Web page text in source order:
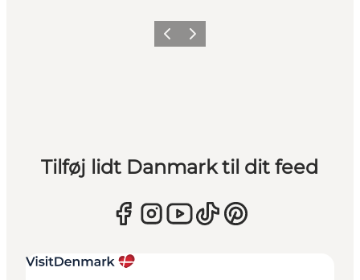
ForrigeNæste
Tilføj lidt Danmark til dit feed